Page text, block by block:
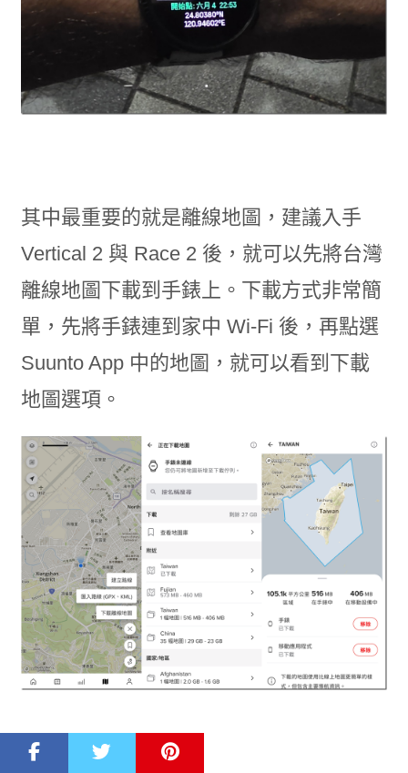
其中最重要的就是離線地圖，建議入手
Vertical 2 與 Race 2 後，就可以先將台灣
離線地圖下載到手錶上。下載方式非常簡
單，先將手錶連到家中 Wi-Fi 後，再點選
Suunto App 中的地圖，就可以看到下載
地圖選項。